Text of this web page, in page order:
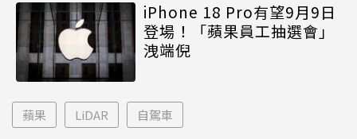
iPhone 18 Pro有望9月9日
登場！「蘋果員工抽選會」
洩端倪
蘋果 LiDAR 自駕車